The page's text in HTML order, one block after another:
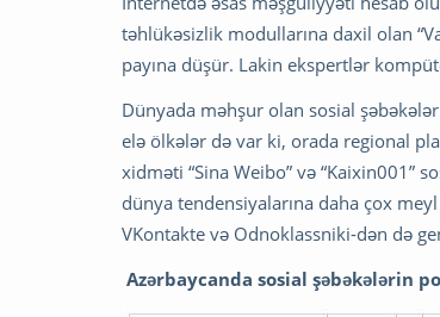
təhlükəsizlik modullarına daxil olan
payına düşür. Lakin ekspertlər
Dünyada məhşur olan sosial
elə ölkələr də var ki, orada regional
xidməti “Sina Weibo” və “Kaixin001”
dünya tendensiyalarına daha çox
VKontakte və Odnoklassniki-dən də
Azərbaycanda sosial şəbəkələrin